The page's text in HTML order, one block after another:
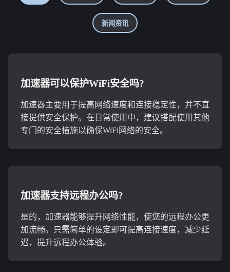
新闻资讯
加速器可以保护WiFi安全吗?
加速器主要用于提高网络速度和连接稳定性，并不直
接提供安全保护。在日常使用中，建议搭配使用其他
专门的安全措施以确保WiFi网络的安全。
加速器支持远程办公吗?
是的，加速器能够提升网络性能，使您的远程办公更
加流畅。只需简单的设定即可提高连接速度，减少延
迟，提升远程办公体验。